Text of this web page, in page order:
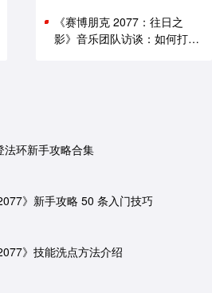
《赛博朋克 2077：往日之
影》音乐团队访谈：如何打造
法环新手攻略合集
》新手攻略 50 条入门技巧
》技能洗点方法介绍